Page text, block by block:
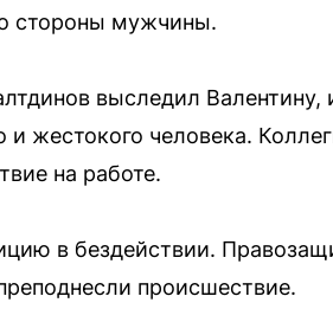
стороны мужчины.
выследил
и жестокого человека.
на работе.
в бездействии.
происшествие.